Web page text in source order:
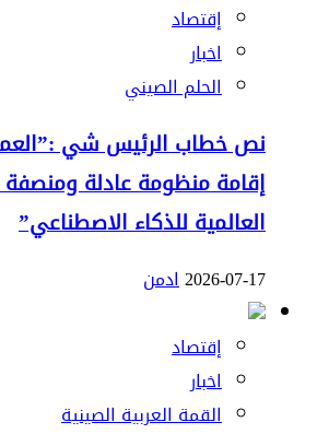
إقتصاد
اخبار
الحلم الصيني
نص خطاب الرئيس شي
إقامة منظومة عادلة
العالمية للذكاء الاصطناعي”
2026-07-17ادمن
إقتصاد
اخبار
القمة العربية الصينية